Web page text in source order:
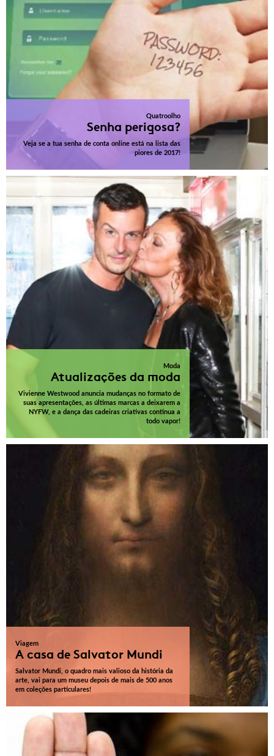
Quatroolho
Senha perigosa?
Veja se a tua senha de conta online está na lista das
piores de 2017!
Moda
Atualizações da moda
Vivienne Westwood anuncia mudanças no formato de
suas apresentações, as últimas marcas a deixarem a
NYFW, e a dança das cadeiras criativas continua a
todo vapor!
Viagem
A casa de Salvator Mundi
Salvator Mundi, o quadro mais valioso da história da
arte, vai para um museu depois de mais de 500 anos
em coleções particulares!